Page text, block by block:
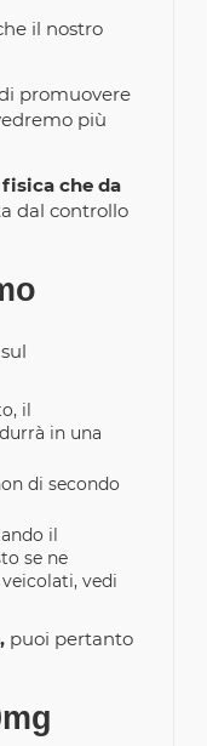
il nostro
promuovere
più
che da
dal controllo
il
in una
di secondo
il
se ne
vedi
puoi pertanto